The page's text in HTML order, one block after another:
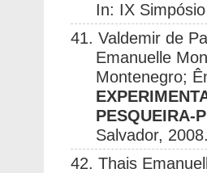
In: IX
41. Valdemir de
Emanuelle
Montenegro;
PESQUEIRA-
Salvador,
42. Thais